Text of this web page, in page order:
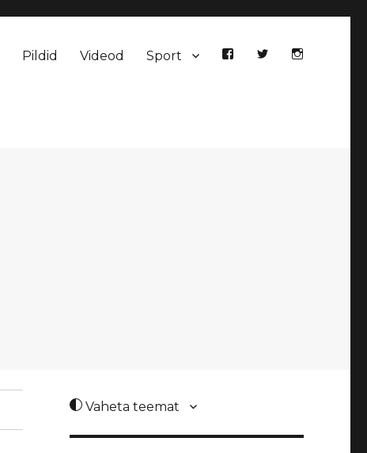
Pildid Videod Sport
Vaheta teemat